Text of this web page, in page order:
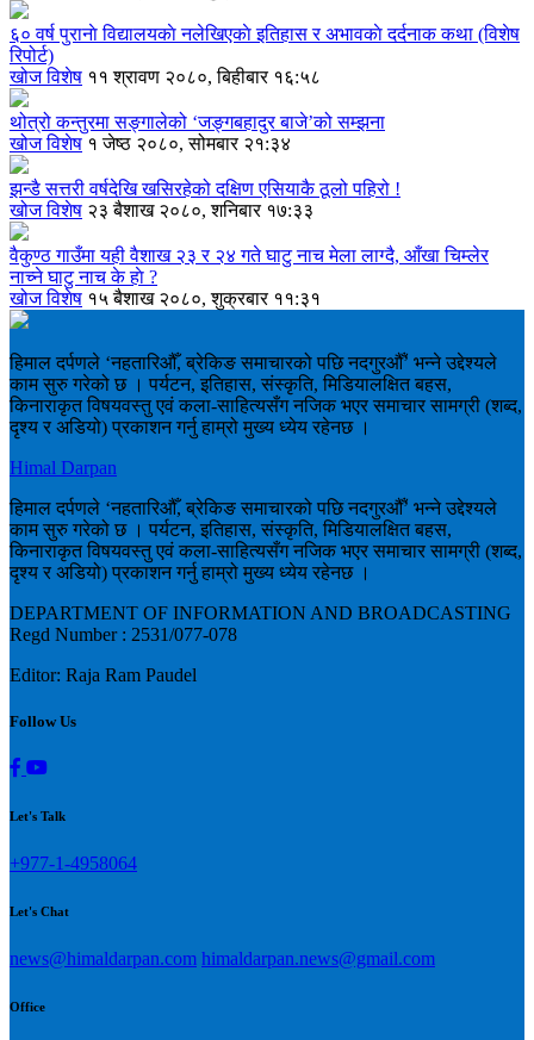
६० वर्ष पुरानाे विद्यालयकाे नलेखिएकाे इतिहास र अभावकाे दर्दनाक कथा (विशेष
रिपोर्ट)
खोज विशेष ११ श्रावण २०८०, बिहीबार १६:५८
थोत्रो कन्तुरमा सङ्गालेको ‘जङ्गबहादुर बाजे’को सम्झना
खोज विशेष १ जेष्ठ २०८०, सोमबार २१:३४
झन्डै सत्तरी वर्षदेखि खसिरहेको दक्षिण एसियाकै ठूलो पहिरो !
खोज विशेष २३ बैशाख २०८०, शनिबार १७:३३
वैकुण्ठ गाउँमा यही वैशाख २३ र २४ गते घाटु नाच मेला लाग्दै, आँखा चिम्लेर
नाच्ने घाटु नाच के हाे ?
खोज विशेष १५ बैशाख २०८०, शुक्रबार ११:३१
हिमाल दर्पणले ‘नहतारिऔँ, ब्रेकिङ समाचारको पछि नदगुरऔँ’ भन्ने उद्देश्यले
काम सुरु गरेको छ । पर्यटन, इतिहास, संस्कृति, मिडियालक्षित बहस,
किनाराकृत विषयवस्तु एवं कला-साहित्यसँग नजिक भएर समाचार सामग्री (शब्द,
दृश्य र अडियो) प्रकाशन गर्नु हाम्रो मुख्य ध्येय रहेनछ ।
Himal Darpan
हिमाल दर्पणले ‘नहतारिऔँ, ब्रेकिङ समाचारको पछि नदगुरऔँ’ भन्ने उद्देश्यले
काम सुरु गरेको छ । पर्यटन, इतिहास, संस्कृति, मिडियालक्षित बहस,
किनाराकृत विषयवस्तु एवं कला-साहित्यसँग नजिक भएर समाचार सामग्री (शब्द,
दृश्य र अडियो) प्रकाशन गर्नु हाम्रो मुख्य ध्येय रहेनछ ।
DEPARTMENT OF INFORMATION AND BROADCASTING
Regd Number : 2531/077-078
Editor: Raja Ram Paudel
Follow Us
Let's Talk
+977-1-4958064
Let's Chat
news@himaldarpan.com himaldarpan.news@gmail.com
Office